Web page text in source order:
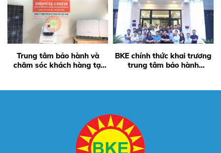
Trung tâm bảo hành và
chăm sóc khách hàng tại
BKE chính thức khai trương
trung tâm bảo hành